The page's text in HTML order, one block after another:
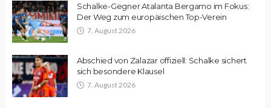
Schalke-Gegner Atalanta Bergamo im Fokus:
Der Weg zum europäischen Top-Verein
7. August 2026
Abschied von Zalazar offiziell: Schalke sichert
sich besondere Klausel
7. August 2026